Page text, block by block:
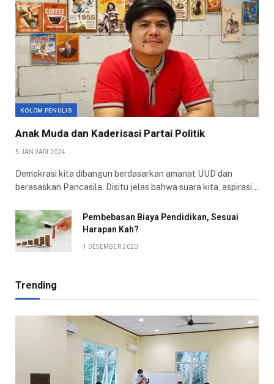
KOLOM PENULIS
Anak Muda dan Kaderisasi Partai Politik
5 JANUARI 2024
Demokrasi kita dibangun berdasarkan amanat UUD dan
berasaskan Pancasila. Disitu jelas bahwa suara kita, aspirasi…
Pembebasan Biaya Pendidikan, Sesuai
Harapan Kah?
1 DESEMBER 2020
Trending